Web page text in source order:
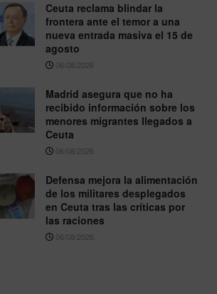
Ceuta reclama blindar la
frontera ante el temor a una
nueva entrada masiva el 15 de
agosto
06/08/2026
Madrid asegura que no ha
recibido información sobre los
menores migrantes llegados a
Ceuta
06/08/2026
Defensa mejora la alimentación
de los militares desplegados
en Ceuta tras las críticas por
las raciones
06/08/2026